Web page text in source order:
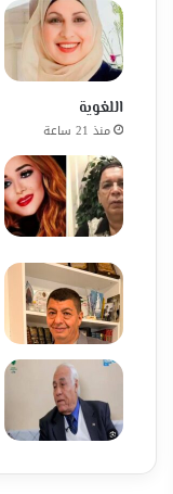
اللغوية
منذ 21 ساعة